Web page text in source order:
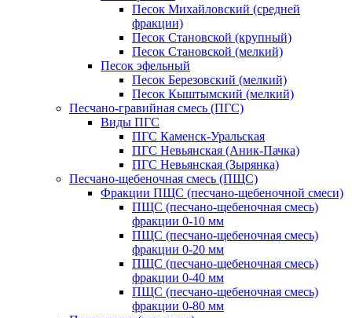
Песок Михайловский (средней
фракции)
Песок Становской (крупный)
Песок Становской (мелкий)
Песок эфельный
Песок Березовский (мелкий)
Песок Кыштымский (мелкий)
Песчано-гравийная смесь (ПГС)
Виды ПГС
ПГС Каменск-Уральская
ПГС Невьянская (Аник-Пачка)
ПГС Невьянская (Зырянка)
Песчано-щебеночная смесь (ПЩС)
Фракции ПЩС (песчано-щебеночной смеси)
ПЩС (песчано-щебеночная смесь)
фракции 0-10 мм
ПЩС (песчано-щебеночная смесь)
фракции 0-20 мм
ПЩС (песчано-щебеночная смесь)
фракции 0-40 мм
ПЩС (песчано-щебеночная смесь)
фракции 0-80 мм